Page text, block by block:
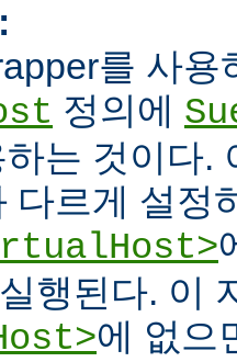
를 사용
정의에
는 것이다.
다르게 설정
행된다. 이
에 없으